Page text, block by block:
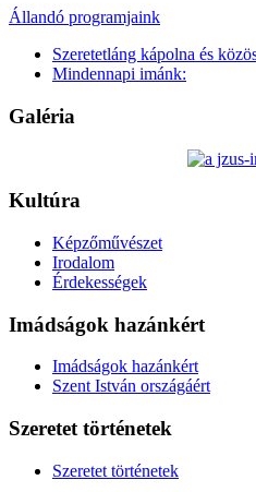
Állandó programjaink
Szeretetláng kápolna és
Mindennapi imánk:
Galéria
Kultúra
Képzőművészet
Irodalom
Érdekességek
Imádságok hazánkért
Imádságok hazánkért
Szent István országáért
Szeretet történetek
Szeretet történetek